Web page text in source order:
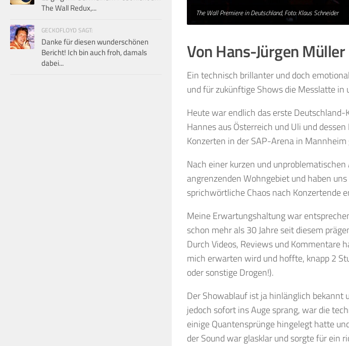
The Wall Premiere in Deutschland, Foto: Klaus Schneider
Von Hans-Jürgen Müller
Ein technisch brillanter und doch
und für zukünftige Shows die Messlatte in
Heute war endlich das erste
Hannes aus Österreich und Uli und
Konzerten in der SAP-Arena in Mannheim
Nach einer kurzen und
angrenzenden Wohngebiet und haben
sprichwörtliche Chaos nach Konzertende
Meine Erwartungshaltung war
schon mehr als 30 Jahre seit diesem
Durch Videos, Reviews und Kommentare
mich erwarten wird und hoffte, knapp 2
oder sonstige Drogen!).
Der Showablauf ist ja hinlänglich bekannt
jedoch sofort ins Auge sprang, war die
einige Quantensprünge hingelegt hatte
der Sound war glasklar und sorgte für ein
The Wall Redux,...
GECKOFLOYD SAGT:
Danke für diesen wunderschönen
Bericht! Ich bin auch froh, damals
dabei...